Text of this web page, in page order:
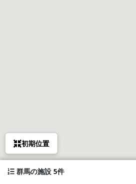
初期位置
群馬の施設 5件1. 軽井沢フォレストベース